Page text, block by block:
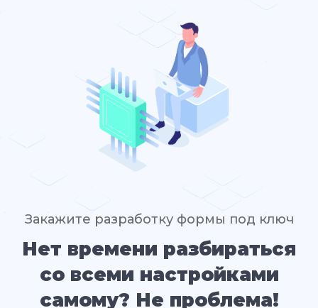
Закажите разработку формы под ключ
Нет времени разбираться
со всеми настройками
самому? Не проблема!